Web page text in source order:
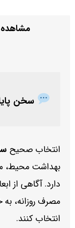
مشاهده
سخن
انتخاب صحیح
بهداشت محیط،
دارد. آگاهی از
مصرف روزانه، به
انتخاب کنند.